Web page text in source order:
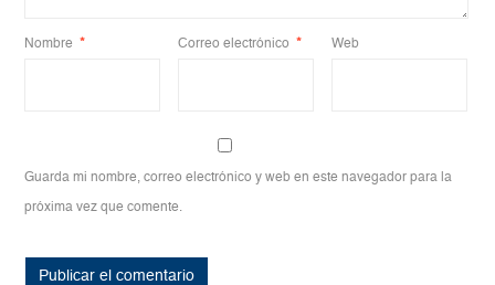
Nombre * Correo electrónico * Web
Guarda mi nombre, correo electrónico y web en este navegador para la
próxima vez que comente.